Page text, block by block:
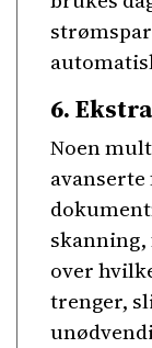
6.
Noen
skanning,
over
trenger,